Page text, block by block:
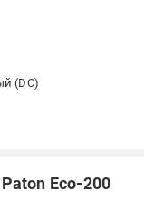
(DC)
Eco-200